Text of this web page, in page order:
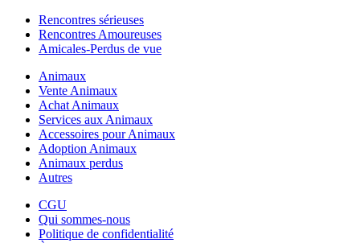
Rencontres sérieuses
Rencontres Amoureuses
Amicales-Perdus de vue
Animaux
Vente Animaux
Achat Animaux
Services aux Animaux
Accessoires pour Animaux
Adoption Animaux
Animaux perdus
Autres
CGU
Qui sommes-nous
Politique de confidentialité